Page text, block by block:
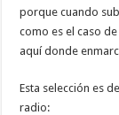
porque cuando
como es el caso
aquí donde
Esta selección es
radio: